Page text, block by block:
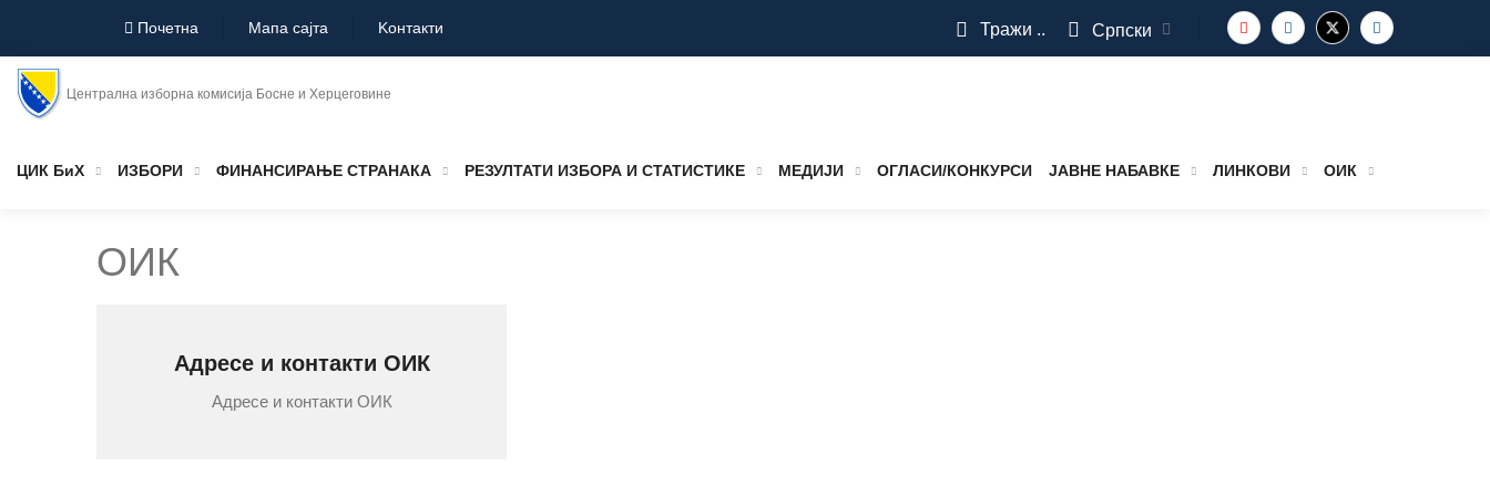
Почетна Мапа сајта Koнтакти Тражи .. Српски
Централна изборна комисија Босне и Херцеговине
ЦИК БиХ ИЗБОРИ ФИНАНСИРАЊЕ СТРАНАКА РЕЗУЛТАТИ ИЗБОРА И СТАТИСТИКЕ МЕДИЈИ ОГЛАСИ/КОНКУРСИ ЈАВНЕ НАБАВКЕ ЛИНКОВИ ОИК
ОИК
Адресе и контакти ОИК
Адресе и контакти ОИК